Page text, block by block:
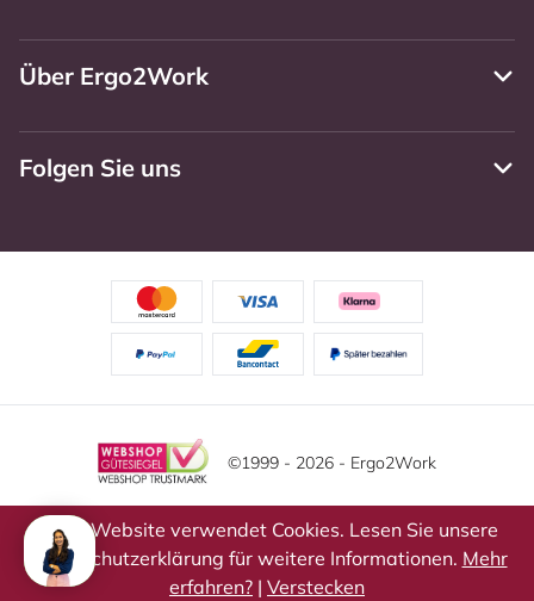
Über Ergo2Work
Folgen Sie uns
©1999 - 2026 - Ergo2Work
Haftungsausschluss
Datenschutzrichtlinie
Allgemeine Geschäftsbedingungen
Cookie-Einstellungen
Diese Website verwendet Cookies. Lesen Sie unsere
Datenschutzerklärung für weitere Informationen. Mehr
erfahren? | Verstecken